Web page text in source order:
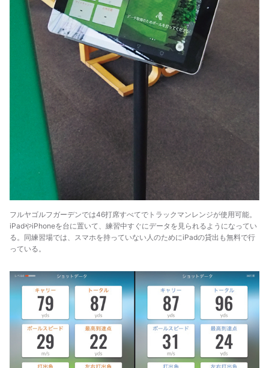
フルヤゴルフガーデンでは46打席すべてでトラックマンレンジが使用可能。
iPadやiPhoneを台に置いて、練習中すぐにデータを見られるようになってい
る。同練習場では、スマホを持っていない人のためにiPadの貸出も無料で行
っている。